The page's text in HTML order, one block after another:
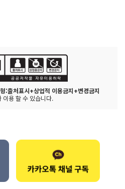
:출처표시+상업적 이용금지+변경금지
이용 할 수 있습니다.